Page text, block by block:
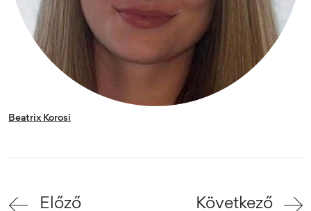
Beatrix Korosi
Előző Következő